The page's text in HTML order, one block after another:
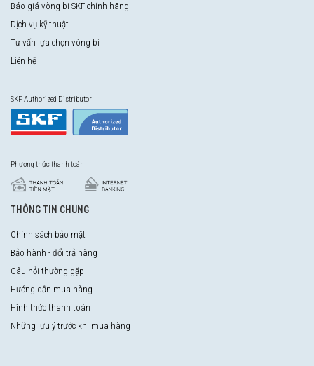
Báo giá vòng bi SKF chính hãng
Dịch vụ kỹ thuật
Tư vấn lựa chọn vòng bi
Liên hệ
SKF Authorized Distributor
Phương thức thanh toán
THÔNG TIN CHUNG
Chính sách bảo mật
Bảo hành - đổi trả hàng
Câu hỏi thường gặp
Hướng dẫn mua hàng
Hình thức thanh toán
Những lưu ý trước khi mua hàng